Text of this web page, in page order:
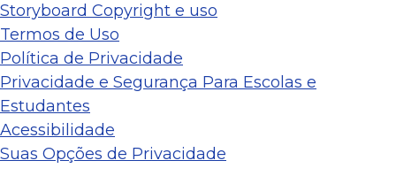
Storyboard Copyright e uso
Termos de Uso
Política de Privacidade
Privacidade e Segurança Para Escolas e
Estudantes
Acessibilidade
Suas Opções de Privacidade